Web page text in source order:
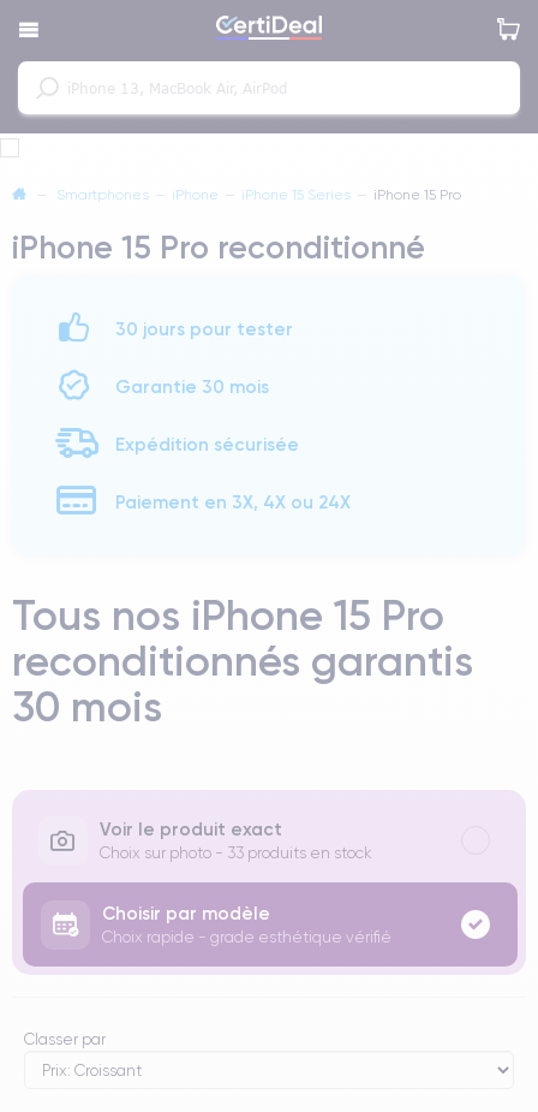
— Smartphones — iPhone — iPhone 15 Series — iPhone 15 Pro
iPhone 15 Pro reconditionné
30 jours pour tester
Garantie 30 mois
Expédition sécurisée
Paiement en 3X, 4X ou 24X
Tous nos iPhone 15 Pro
reconditionnés garantis
30 mois
Voir le produit exact
Choix sur photo - 33 produits en stock
Choisir par modèle
Choix rapide - grade esthétique vérifié
Classer par